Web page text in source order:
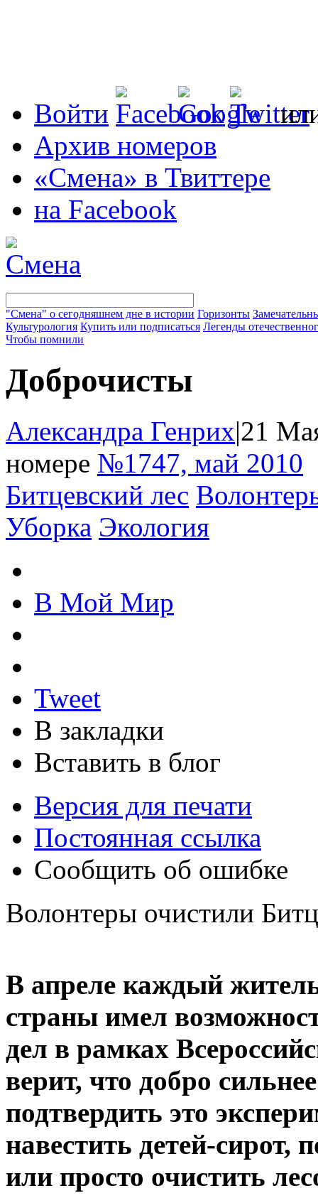
Войти
Архив номеров
«Смена» в Твиттере
на Facebook
"Смена" о сегодняшнем дне в истории Горизонты
Культурология Купить или подписаться Легенды
Чтобы помнили
Доброчисты
Александра Генрих|21
номере №1747, май 2010
Битцевский лес
Уборка Экология
В Мой Мир
Tweet
В закладки
Вставить в блог
Версия для печати
Постоянная ссылка
Сообщить об ошибке
Волонтеры очистили
В апреле каждый
страны имел
дел в рамках
верит, что добро
подтвердить это
навестить детей-сирот,
или просто очистить